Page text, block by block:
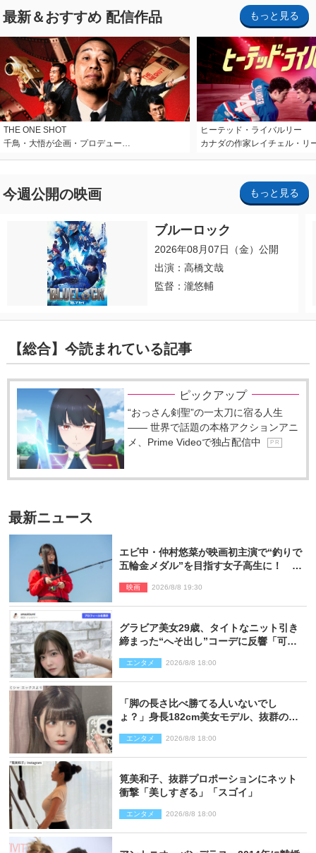
最新＆おすすめ 配信作品 もっと見る
THE ONE SHOT
千鳥・大悟が企画・プロデュー…
ヒーテッド・ライバルリー
カナダの作家レイチェル・リ
今週公開の映画 もっと見る
ブルーロック
2026年08月07日（金）公開
出演：高橋文哉
監督：瀧悠輔
【総合】今読まれている記事
ピックアップ
“おっさん剣聖”の一太刀に宿る人生
―― 世界で話題の本格アクションアニ
メ、Prime Videoで独占配信中
P R
最新ニュース
エビ中・仲村悠菜が映画初主演で“釣りで
五輪金メダル”を目指す女子高生に！ 映
映画 2026/8/8 19:30
グラビア美女29歳、タイトなニット引き
締まった“へそ出し”コーデに反響「可愛
エンタメ 2026/8/8 18:00
「脚の長さ比べ勝てる人いないでし
ょ？」身長182cm美女モデル、抜群のプ
エンタメ 2026/8/8 18:00
筧美和子、抜群プロポーションにネット
衝撃「美しすぎる」「スゴイ」
エンタメ 2026/8/8 18:00